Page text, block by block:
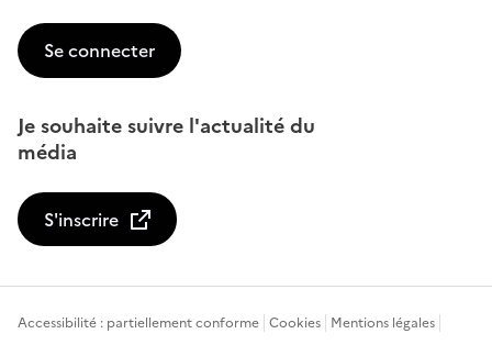
Se connecter
Je souhaite suivre l'actualité du
média
S'inscrire
Accessibilité : partiellement conforme Cookies Mentions légales